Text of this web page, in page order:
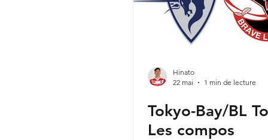
Hinato
22 mai
1 min de lecture
Tokyo-Bay/BL
Les compos